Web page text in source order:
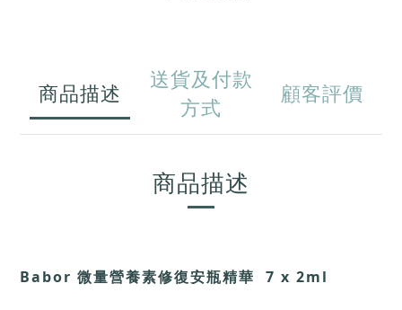
商品描述
送貨及付款
方式
顧客評價
商品描述
Babor 微量營養素修復安瓶精華 7 x 2ml